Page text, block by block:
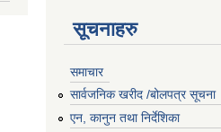
सूचनाहरु
समाचार
सार्वजनिक खरीद /बोलपत्र सूचना
एन, कानुन तथा निर्देशिका